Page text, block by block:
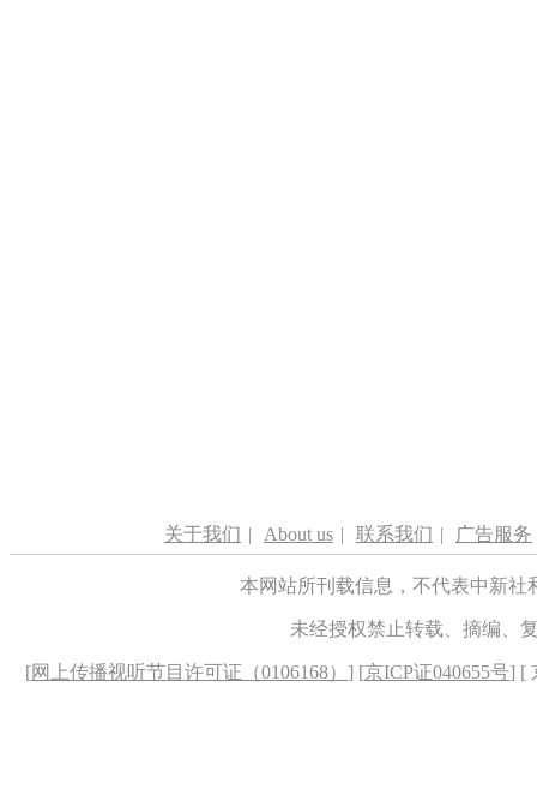
关于我们 | About us | 联系我们 | 广告服务
本网站所刊载信息，不代表中新
未经授权禁止转载、摘编、
[网上传播视听节目许可证（0106168） ] [京ICP证040655号] [